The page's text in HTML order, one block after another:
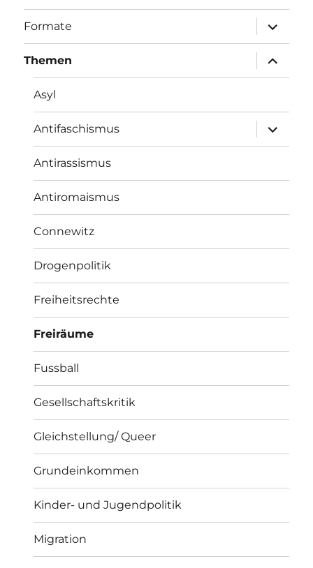
Formate
öffnen
Themen
öffnen
Asyl
Antifaschismus
öffnen
Antirassismus
Antiromaismus
Connewitz
Drogenpolitik
Freiheitsrechte
Freiräume
Fussball
Gesellschaftskritik
Gleichstellung/ Queer
Grundeinkommen
Kinder- und Jugendpolitik
Migration